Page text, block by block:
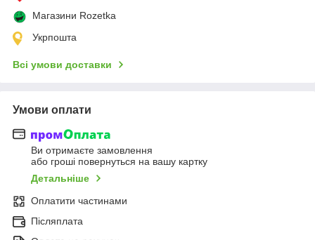
Магазини Rozetka
Укрпошта
Всі умови доставки
Умови оплати
Ви отримаєте замовлення
або гроші повернуться на вашу картку
Детальніше
Оплатити частинами
Післяплата